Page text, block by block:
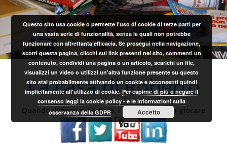
Salta
al
contenuto
La casa di Roberto
Quando il gioco si fa duro, i sardi iniziano a giocare
Questo sito usa cookie o permette l'uso di cookie di terze parti per
una vasta serie di funzionalità, senza le quali non potrebbe
funzionare con altrettanta efficacia. Se prosegui nella navigazione,
scorri questa pagina, clicchi sui link presenti nel sito, commenti un
contenuto, condividi una pagina o un articolo, scarichi un file,
visualizzi un video o utilizzi un'altra funzione presente su questo
sito stai probabilmente attivando un cookie e acconsenti quindi
implicitamente all'utilizzo di cookie.Per capirne di più o negare il
consenso leggi la cookie policy - e le informazioni sulla
osservanza della GDPR
Accetto